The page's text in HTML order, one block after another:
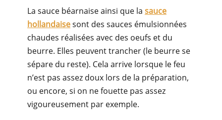
La sauce béarnaise ainsi que la sauce
hollandaisesont des sauces émulsionnées
chaudes réalisées avec des oeufs et du
beurre. Elles peuvent trancher (le beurre se
sépare du reste). Cela arrive lorsque le feu
n’est pas assez doux lors de la préparation,
ou encore, si on ne fouette pas assez
vigoureusement par exemple.